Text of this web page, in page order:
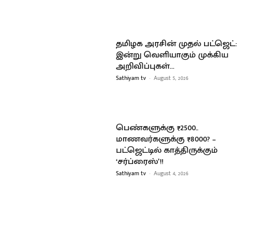
தமிழக அரசின் முதல் பட்ஜெட்:
இன்று வெளியாகும் முக்கிய
அறிவிப்புகள்…
Sathiyam tv - August 5, 2026
பெண்களுக்கு ₹2500..
மாணவர்களுக்கு ₹8000? –
பட்ஜெட்டில் காத்திருக்கும்
‘சர்ப்ரைஸ்’!!
Sathiyam tv - August 4, 2026